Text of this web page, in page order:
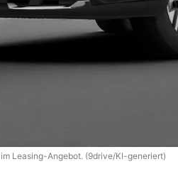
Leasing-Angebot. (9drive/KI-generiert)